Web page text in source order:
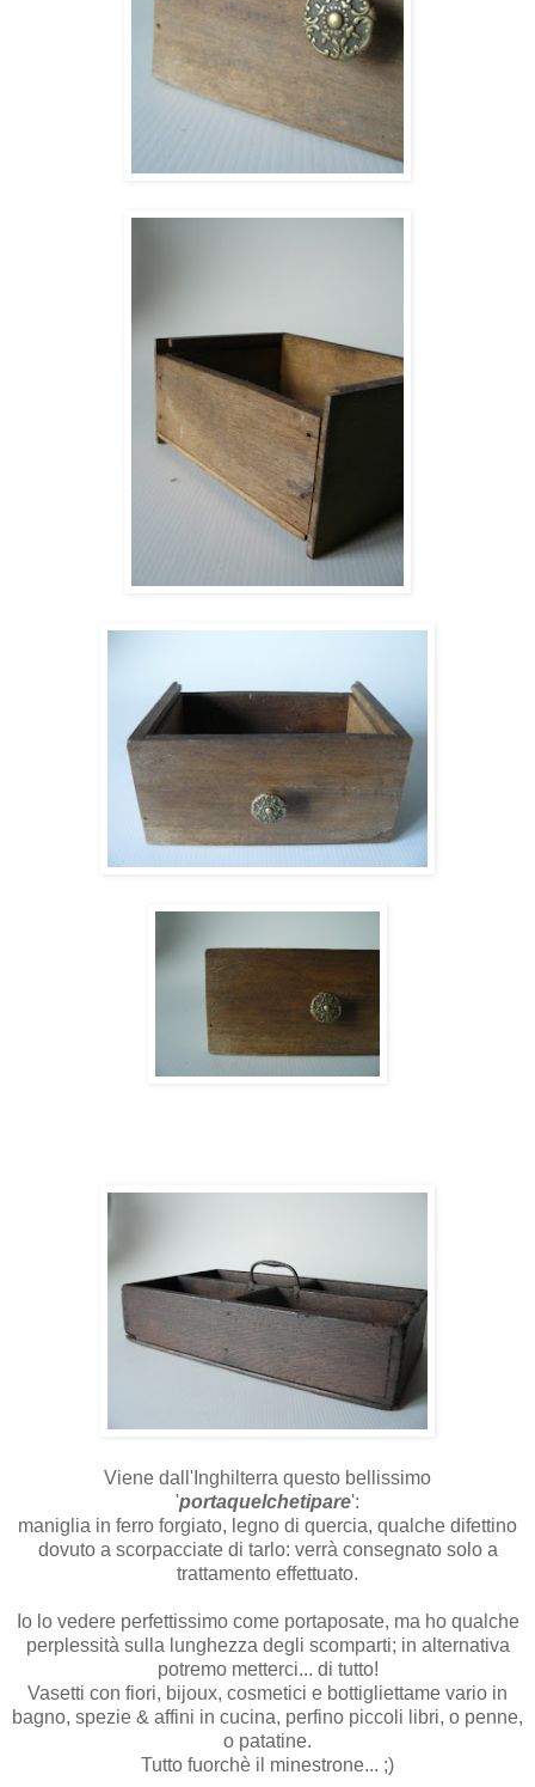
Viene dall'Inghilterra questo bellissimo
'portaquelchetipare':
maniglia in ferro forgiato, legno di quercia, qualche difettino
dovuto a scorpacciate di tarlo: verrà consegnato solo a
trattamento effettuato.
Io lo vedere perfettissimo come portaposate, ma ho qualche
perplessità sulla lunghezza degli scomparti; in alternativa
potremo metterci... di tutto!
Vasetti con fiori, bijoux, cosmetici e bottigliettame vario in
bagno, spezie & affini in cucina, perfino piccoli libri, o penne,
o patatine.
Tutto fuorchè il minestrone... ;)